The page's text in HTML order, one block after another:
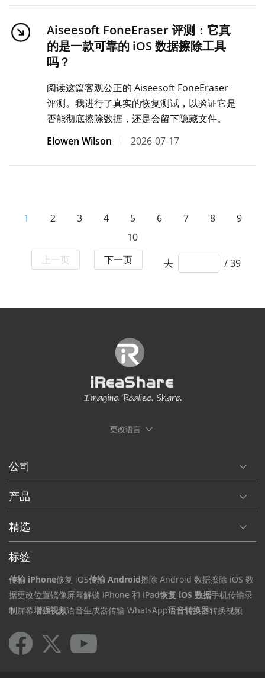
Aiseesoft FoneEraser 评测：它真
的是一款可靠的 iOS 数据擦除工具
吗？
阅读这篇客观公正的 Aiseesoft FoneEraser
评测。我进行了真实的恢复测试，以验证它是
否能彻底擦除数据，还是会留下隐藏文件。
Elowen Wilson
2026-07-17
上一页
1 2 3 4 5 6 7 8
9
10
下一页
去 / 39
更改语言
公司
产品
精选
标签
传输 iPhone修复 iOS传输 Android擦除 Android 数据擦除 iOS 数
据更改位置镜像屏幕解锁 iPhone 和 iPad恢复 iOS 数据手机传输录
制屏幕增强视频语音生成器传输 WhatsApp语音转换器转换视频